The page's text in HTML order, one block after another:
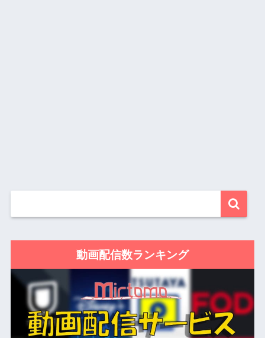
動画配信数ランキング